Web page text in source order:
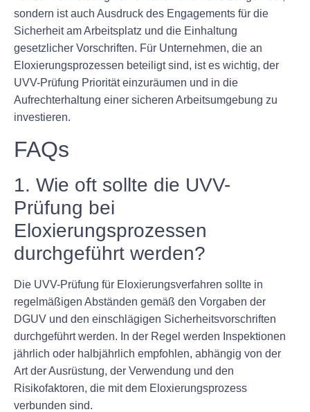
sondern ist auch Ausdruck des Engagements für die
Sicherheit am Arbeitsplatz und die Einhaltung
gesetzlicher Vorschriften. Für Unternehmen, die an
Eloxierungsprozessen beteiligt sind, ist es wichtig, der
UVV-Prüfung Priorität einzuräumen und in die
Aufrechterhaltung einer sicheren Arbeitsumgebung zu
investieren.
FAQs
1. Wie oft sollte die UVV-
Prüfung bei
Eloxierungsprozessen
durchgeführt werden?
Die UVV-Prüfung für Eloxierungsverfahren sollte in
regelmäßigen Abständen gemäß den Vorgaben der
DGUV und den einschlägigen Sicherheitsvorschriften
durchgeführt werden. In der Regel werden Inspektionen
jährlich oder halbjährlich empfohlen, abhängig von der
Art der Ausrüstung, der Verwendung und den
Risikofaktoren, die mit dem Eloxierungsprozess
verbunden sind.